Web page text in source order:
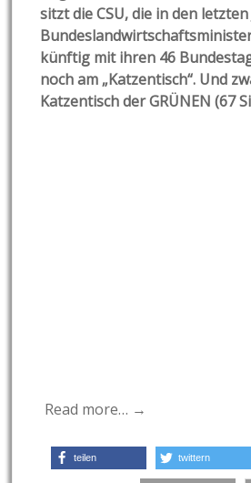
sitzt die CSU, die in den
künftig mit ihren 46
noch am „Katzentisch“. Und
Katzentisch der GRÜNEN (67
Read more… →
teilen twittern